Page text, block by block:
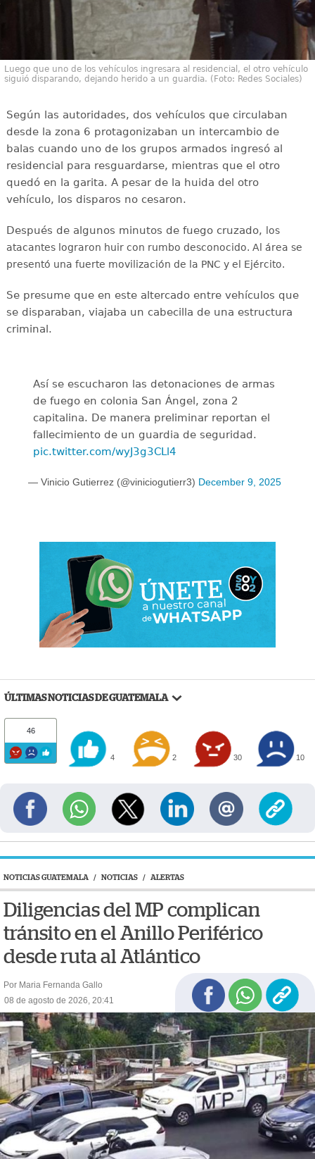
Luego que uno de los vehículos ingresara al residencial, el otro vehículo
siguió disparando, dejando herido a un guardia. (Foto: Redes Sociales)
Según las autoridades, dos vehículos que circulaban
desde la zona 6 protagonizaban un intercambio de
balas cuando uno de los grupos armados ingresó al
residencial para resguardarse, mientras que el otro
quedó en la garita. A pesar de la huida del otro
vehículo, los disparos no cesaron.
Después de algunos minutos de fuego cruzado, los
atacantes lograron huir con rumbo desconocido. Al área se
presentó una fuerte movilización de la PNC y el Ejército.
Se presume que en este altercado entre vehículos que
se disparaban, viajaba un cabecilla de una estructura
criminal.
Así se escucharon las detonaciones de armas
de fuego en colonia San Ángel, zona 2
capitalina. De manera preliminar reportan el
fallecimiento de un guardia de seguridad.
pic.twitter.com/wyJ3g3CLl4
— Vinicio Gutierrez (@viniciogutierr3) December 9, 2025
ÚLTIMAS NOTICIAS DE GUATEMALA
46
4 2 30 10
NOTICIAS GUATEMALA / NOTICIAS / ALERTAS
Diligencias del MP complican
tránsito en el Anillo Periférico
desde ruta al Atlántico
Por Maria Fernanda Gallo
08 de agosto de 2026, 20:41